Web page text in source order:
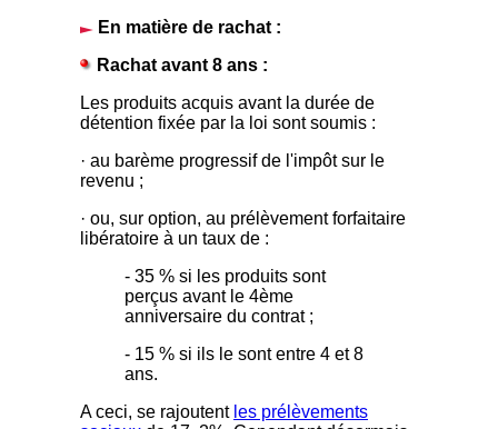
En matière de rachat :
Rachat avant 8 ans :
Les produits acquis avant la durée de
détention fixée par la loi sont soumis :
· au barème progressif de l'impôt sur le
revenu ;
· ou, sur option, au prélèvement forfaitaire
libératoire à un taux de :
- 35 % si les produits sont
perçus avant le 4ème
anniversaire du contrat ;
- 15 % si ils le sont entre 4 et 8
ans.
A ceci, se rajoutent les prélèvements